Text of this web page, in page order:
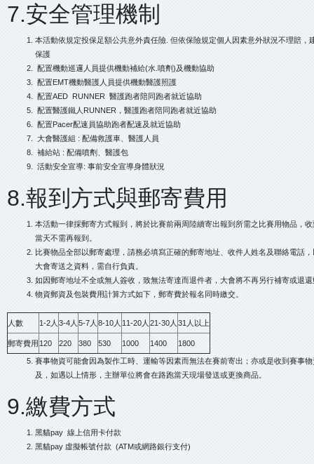
7.安全管理機制
本活動依規定投保足額公共意外責任險. 但依保險規定個人因素意外狀況不理賠，
保護
配置機動巡邏人員提供機動補給(水.噴劑)及機動協助
配置EMT機動醫護人員提供機動醫護照護
配置AED RUNNER 醫護跑者陪同跑者就近協助
配置醫護鐵人RUNNER，醫護跑者陪同跑者就近協助
配置Pacer配速員協助跑者配速及就近協助
大會醫護組 : 配備救護車、醫護人員
補給站 : 配備噴劑、醫護包
活動安全宣導: 事前安全宣導身體狀況
8.報到方式與郵寄費用
本活動一律採郵寄方式報到，將於比賽前兩周陸續寄出報到所需之比賽用物品，
當天不需再報到。
比賽物品全部以郵寄處理，請務必填寫正確的郵寄地址、收件人姓名及聯絡電話
大會寄送之資料，需自行負責。
如因郵寄地址不全或無人簽收，致無法寄達而退件者，大會將不再另行補寄或退
物資郵資及包裝費用計算方式如下，郵寄費於報名同時繳交。
人數 1-2人 3-4人 5-7人 8-10人 11-20人 21-30人 31人以上
郵寄費用 120 220 380 530 1000 1400 1800
賽事物資可能會因為製作工時、運輸等因素而無法在賽前寄出；亦或是收到賽事
及，如遇以上情形，主辦單位將會在路跑當天現場發送或更換商品。
9.繳費方式
黑貓pay 線上信用卡付款
黑貓pay 虛擬帳號付款 (ATM或網路銀行支付)